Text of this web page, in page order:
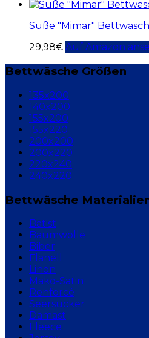
Süße "Mimar"
29,98€ Auf Amazon
Bettwäsche Größen
135x200
140x200
155x200
155x220
200x200
200x220
220x240
240x220
Bettwäsche
Batist
Baumwolle
Biber
Flanell
Linon
Mako-Satin
Renforcé
Seersucker
Damast
Fleece